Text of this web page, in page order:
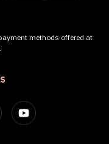
methods offered at